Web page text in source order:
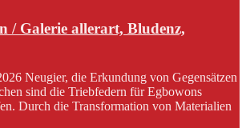
/ Galerie allerart, Bludenz,
Neugier, die Erkundung von Gegensätzen
sind die Triebfedern für Egbowons
Durch die Transformation von Materialien